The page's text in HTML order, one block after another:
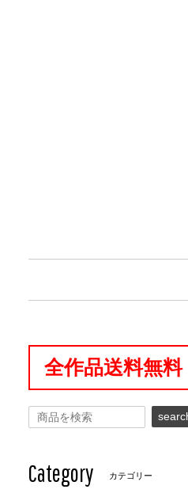
全作品送料無料
Category カテゴリー